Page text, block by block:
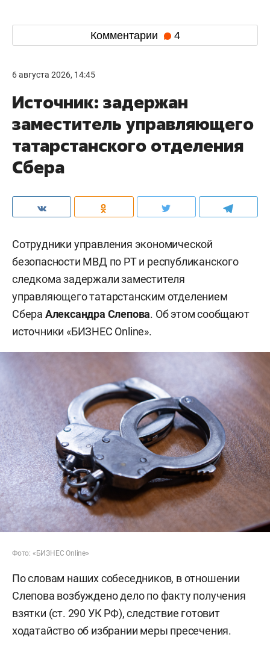
Комментарии 4
6 августа 2026, 14:45
Источник: задержан
заместитель управляющего
татарстанского отделения
Сбера
Сотрудники управления экономической
безопасности МВД по РТ и республиканского
следкома задержали заместителя
управляющего татарстанским отделением
Сбера Александра Слепова. Об этом сообщают
источники «БИЗНЕС Online».
Фото: «БИЗНЕС Online»
По словам наших собеседников, в отношении
Слепова возбуждено дело по факту получения
взятки (ст. 290 УК РФ), следствие готовит
ходатайство об избрании меры пресечения.